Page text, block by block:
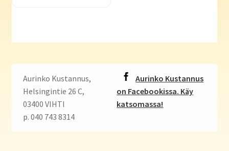
Aurinko Kustannus,
Helsingintie 26 C,
03400 VIHTI
p. 040 743 8314
Aurinko Kustannus
on Facebookissa. Käy
katsomassa!